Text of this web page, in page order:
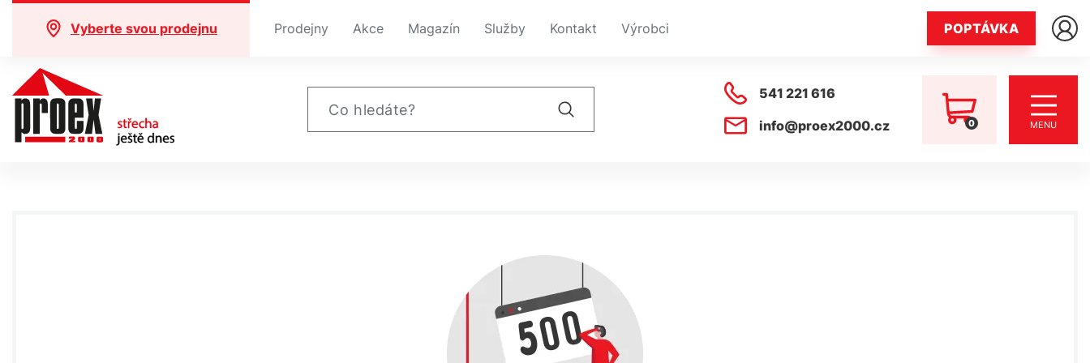
Vyberte svou prodejnu Prodejny Akce Magazín Služby Kontakt Výrobci POPTÁVKA
541 221 616
info@proex2000.cz
0 MENU